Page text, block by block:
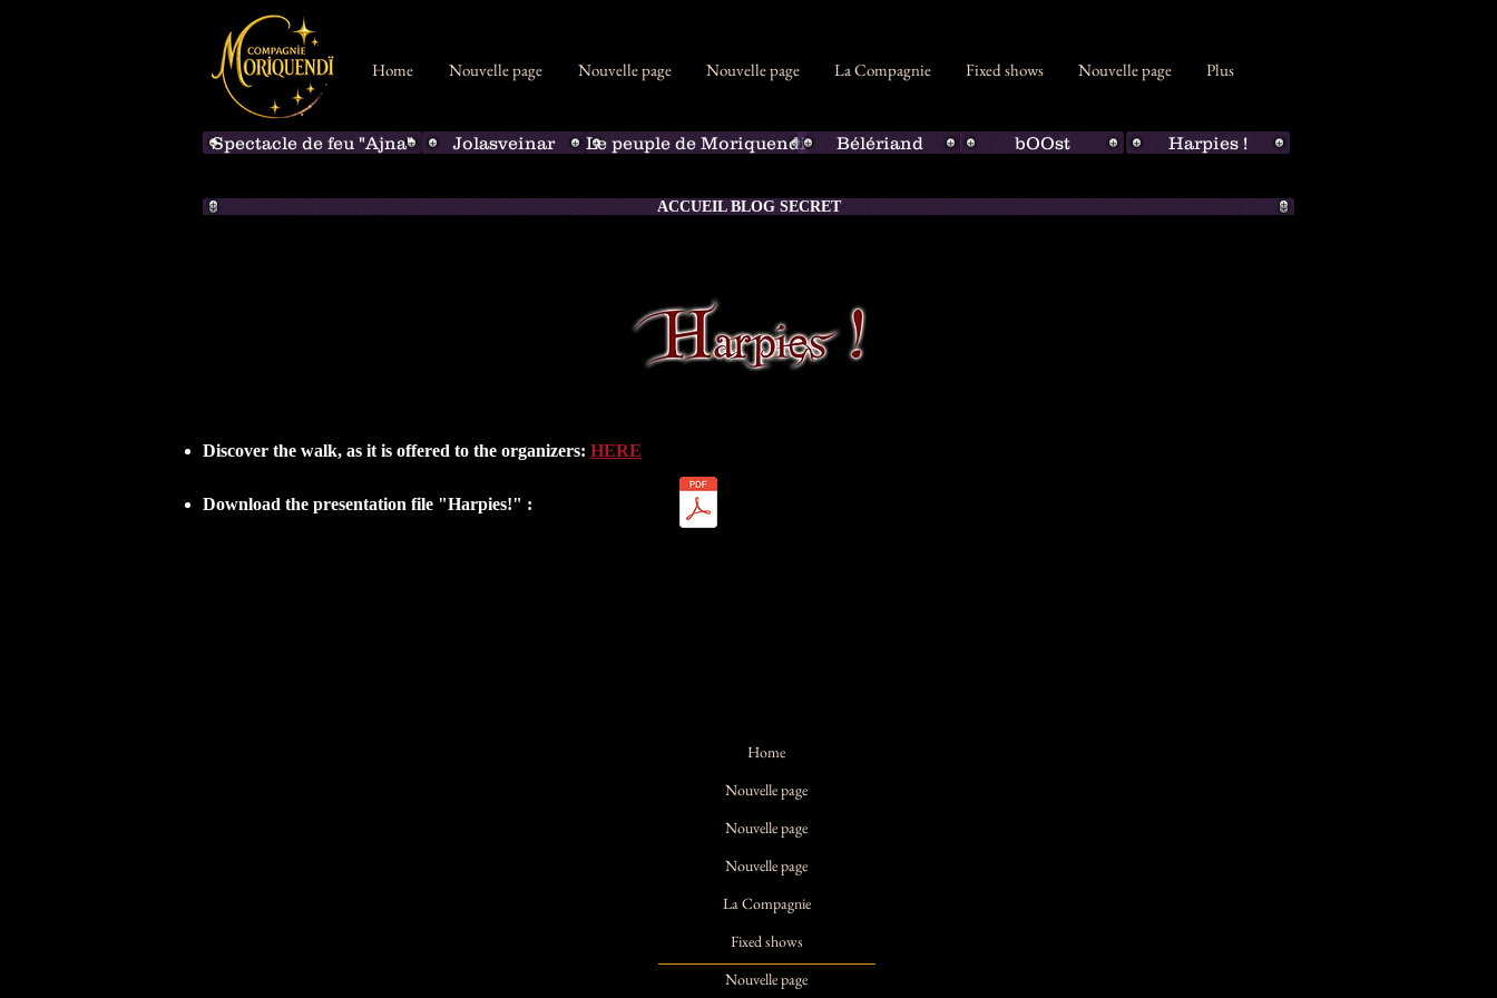
Home Nouvelle page Nouvelle page Nouvelle page La Compagnie Fixed shows Nouvelle page Plus
Spectacle de feu "Ajna" Jolasveinar Le peuple de Moriquendi Bélériand bOOst Harpies !
ACCUEIL BLOG SECRET
Discover the walk, as it is offered to the organizers: HERE
Download the presentation file "Harpies!" :
Home
Nouvelle page
Nouvelle page
Nouvelle page
La Compagnie
Fixed shows
Nouvelle page